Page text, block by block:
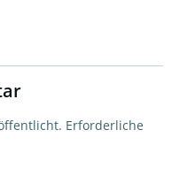
Erforderliche